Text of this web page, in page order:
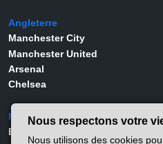
Angleterre
Manchester City
Manchester United
Arsenal
Chelsea
Portugal
Benfica
Nous respectons votre
Nous utilisons des cookies